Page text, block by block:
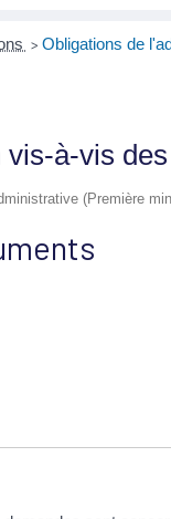
> Obligations de
à-vis
(Première